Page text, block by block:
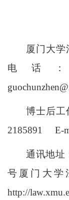
厦门大学
电话：
博士后工
2185891 E-
通讯地址
号厦门大
http://